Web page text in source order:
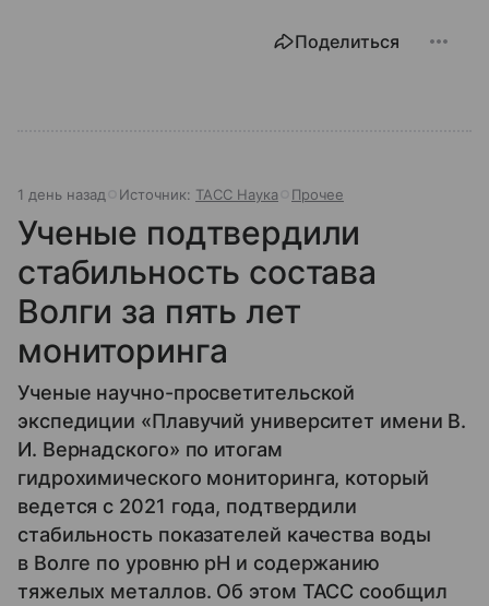
Поделиться
1 день назад Источник: ТАСС Наука Прочее
Ученые подтвердили
стабильность состава
Волги за пять лет
мониторинга
Ученые научно-просветительской
экспедиции «Плавучий университет имени В.
И. Вернадского» по итогам
гидрохимического мониторинга, который
ведется с 2021 года, подтвердили
стабильность показателей качества воды
в Волге по уровню pH и содержанию
тяжелых металлов. Об этом ТАСС сообщил